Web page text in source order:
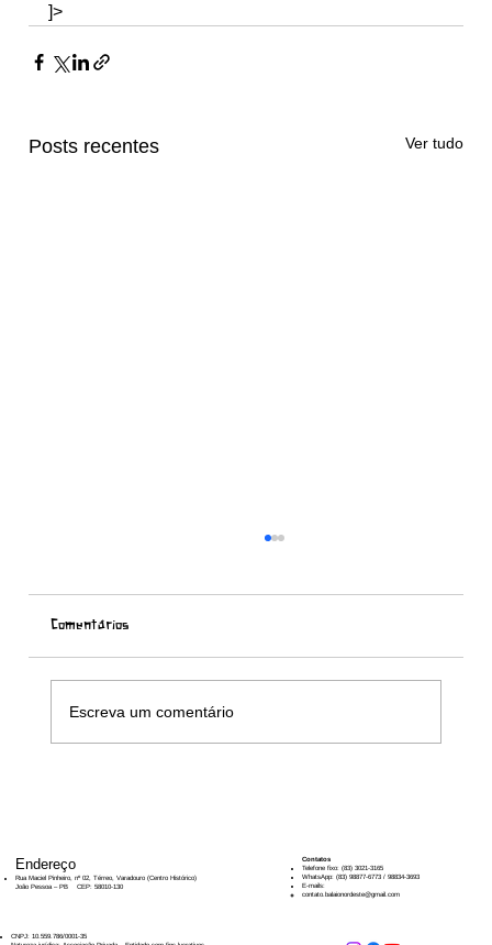
]>
Posts recentes Ver tudo
Comentários
Escreva um comentário
Endereço
Rua Maciel Pinheiro, nº 02, Térreo, Varadouro (Centro Histórico)
João Pessoa – PB CEP: 58010-130
​​Contatos
Telefone fixo: (83) 3021-3165
WhatsApp: (83) 98877-6773 / 98834-3693
E-mails:
contato.balaionordeste@gmail.com
CNPJ: 10.559.786/0001-35